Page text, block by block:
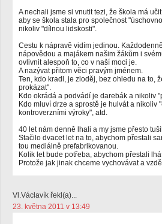
A nechali jsme si vnutit tezi, že škola má
aby se škola stala pro společnost
nikoliv "dílnou lidskosti".
Cestu k nápravě vidím jedinou.
nápovědou a majákem našim žákům i
ovlivnit alespoň to, co v naší moci je.
A nazývat přitom věci pravým jménem.
Ten, kdo kradl, je zloděj, bez ohledu na to,
prokázat".
Kdo okrádá a podvádí je darebák a nikoliv
Kdo mluví drze a sprostě je hulvát a nikoliv
kontroverzními výroky", atd.
40 let nám denně lhali a my jsme přesto
Stačilo dvacet let na to, abychom přestali
tou mediálně prefabrikovanou.
Kolik let bude potřeba, abychom přestali
Protože jak jinak chceme vychovávat a
Vl.Václavík řekl(a)...
23. května 2011 v 13:49